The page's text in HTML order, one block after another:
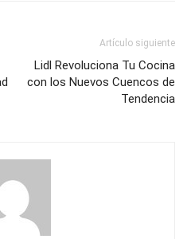
Artículo siguiente
Lidl Revoluciona Tu Cocina
con los Nuevos Cuencos de
Tendencia